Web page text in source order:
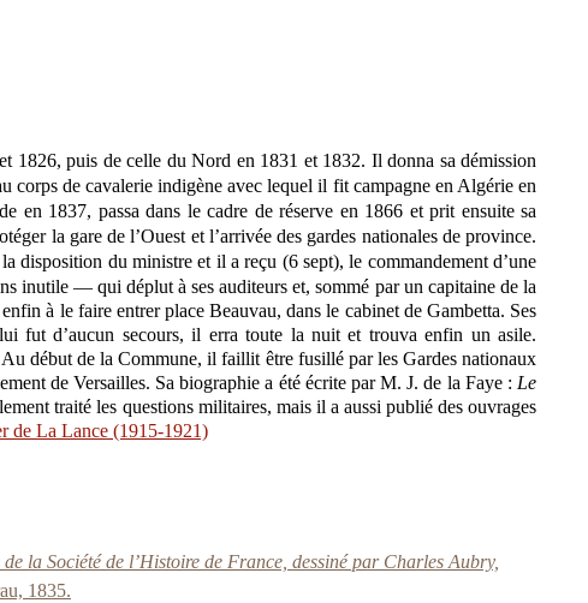
1826, puis de celle du Nord en 1831 et 1832. Il donna sa démission
corps de cavalerie indigène avec lequel il fit campagne en Algérie en
en 1837, passa dans le cadre de réserve en 1866 et prit ensuite sa
la gare de l’Ouest et l’arrivée des gardes nationales de province.
disposition du ministre et il a reçu (6 sept), le commandement d’une
inutile — qui déplut à ses auditeurs et, sommé par un capitaine de la
à le faire entrer place Beauvau, dans le cabinet de Gambetta. Ses
fut d’aucun secours, il erra toute la nuit et trouva enfin un asile.
début de la Commune, il faillit être fusillé par les Gardes nationaux
de Versailles. Sa biographie a été écrite par M. J. de la Faye : Le
traité les questions militaires, mais il a aussi publié des ouvrages
de La Lance (1915-1921)
la Société de l’Histoire de France, dessiné par Charles Aubry,
1835.